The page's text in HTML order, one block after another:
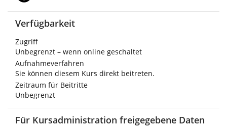
Verfügbarkeit
Zugriff
Unbegrenzt – wenn online geschaltet
Aufnahmeverfahren
Sie können diesem Kurs direkt beitreten.
Zeitraum für Beitritte
Unbegrenzt
Für Kursadministration freigegebene Daten